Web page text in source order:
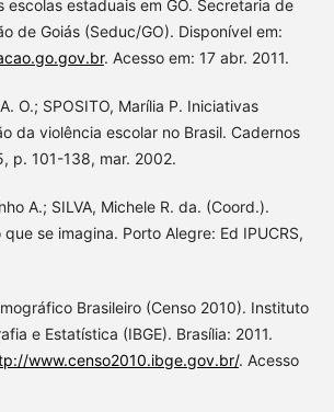
escolas estaduais em GO. Secretaria de
de Goiás (Seduc/GO). Disponível em:
. Acesso em: 17 abr. 2011.
O.; SPOSITO, Marília P. Iniciativas
da violência escolar no Brasil. Cadernos
p. 101-138, mar. 2002.
A.; SILVA, Michele R. da. (Coord.).
se imagina. Porto Alegre: Ed IPUCRS,
Brasileiro (Censo 2010). Instituto
e Estatística (IBGE). Brasília: 2011.
www.censo2010.ibge.gov.br/. Acesso